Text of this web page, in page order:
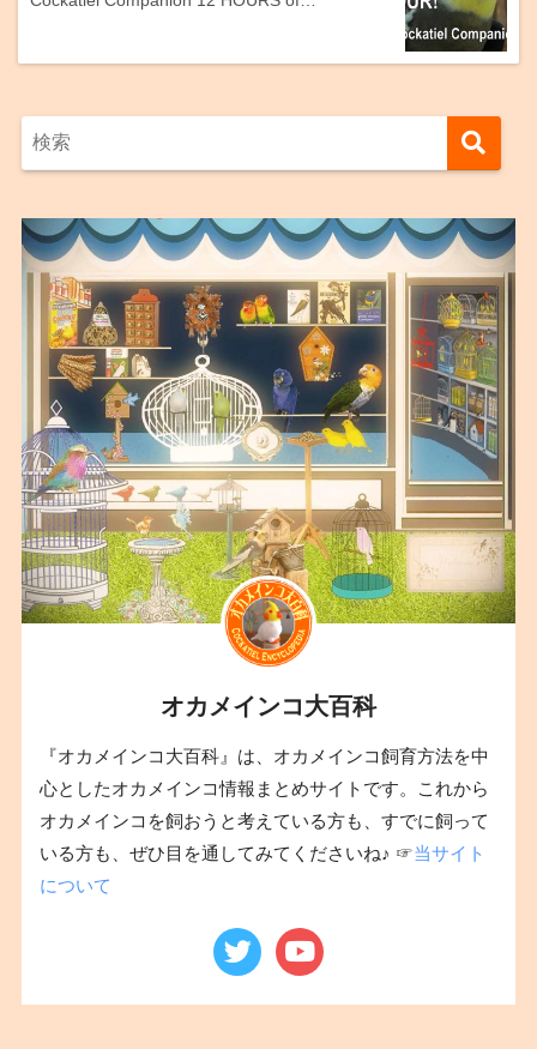
オカメインコ大百科
『オカメインコ大百科』は、オカメインコ飼育方法を中
心としたオカメインコ情報まとめサイトです。これから
オカメインコを飼おうと考えている方も、すでに飼って
いる方も、ぜひ目を通してみてくださいね♪ ☞当サイト
について